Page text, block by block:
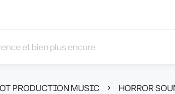
PRODUCTION MUSIC HORROR